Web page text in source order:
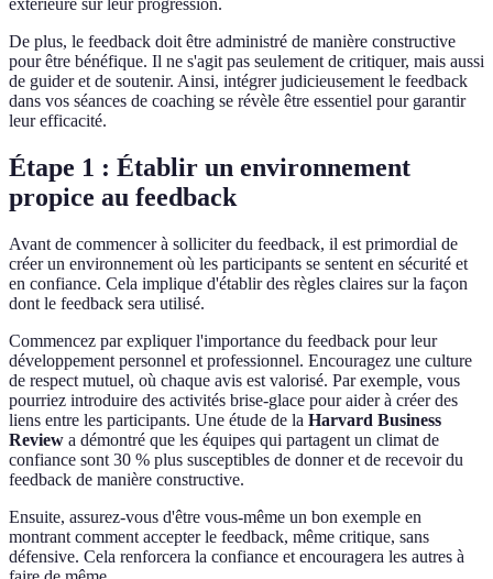
extérieure sur leur progression.
De plus, le feedback doit être administré de manière constructive
pour être bénéfique. Il ne s'agit pas seulement de critiquer, mais aussi
de guider et de soutenir. Ainsi, intégrer judicieusement le feedback
dans vos séances de coaching se révèle être essentiel pour garantir
leur efficacité.
Étape 1 : Établir un environnement
propice au feedback
Avant de commencer à solliciter du feedback, il est primordial de
créer un environnement où les participants se sentent en sécurité et
en confiance. Cela implique d'établir des règles claires sur la façon
dont le feedback sera utilisé.
Commencez par expliquer l'importance du feedback pour leur
développement personnel et professionnel. Encouragez une culture
de respect mutuel, où chaque avis est valorisé. Par exemple, vous
pourriez introduire des activités brise-glace pour aider à créer des
liens entre les participants. Une étude de la Harvard Business
Review a démontré que les équipes qui partagent un climat de
confiance sont 30 % plus susceptibles de donner et de recevoir du
feedback de manière constructive.
Ensuite, assurez-vous d'être vous-même un bon exemple en
montrant comment accepter le feedback, même critique, sans
défensive. Cela renforcera la confiance et encouragera les autres à